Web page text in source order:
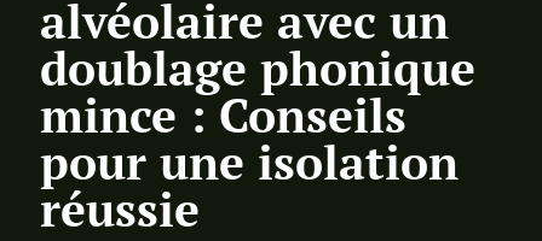
alvéolaire avec un
doublage phonique
mince : Conseils
pour une isolation
réussie